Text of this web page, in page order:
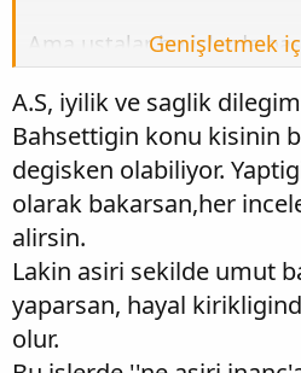
Ama ustalar bu işlerde
az ve açıkçası günden
yitiriyorum galiba bişey
Allah'tan ümit kesilmez
bu işlerle boşuna
görüşleriniz neler
Genişletmek
A.S, iyilik ve saglik
Bahsettigin konu kisinin
degisken olabiliyor.
olarak bakarsan,her
alirsin.
Lakin asiri sekilde umut
yaparsan, hayal
olur.